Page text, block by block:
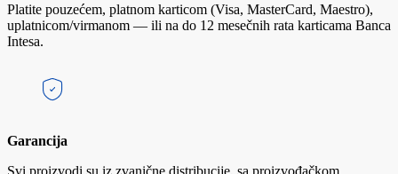
Platite pouzećem, platnom karticom (Visa, MasterCard, Maestro),
uplatnicom/virmanom — ili na do 12 mesečnih rata karticama Banca
Intesa.
Garancija
Svi proizvodi su iz zvanične distribucije, sa proizvođačkom